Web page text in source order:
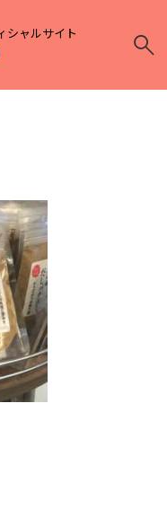
シャルサイト